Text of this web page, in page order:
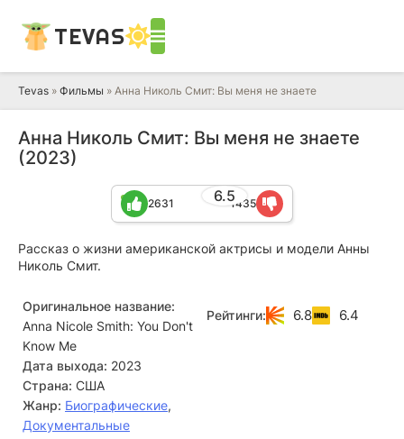
TEVAS
Tevas » Фильмы » Анна Николь Смит: Вы меня не знаете
Анна Николь Смит: Вы меня не знаете
(2023)
6.5
2631 1435
Рассказ о жизни американской актрисы и модели Анны
Николь Смит.
Оригинальное название:
Anna Nicole Smith: You Don't
Know Me
Дата выхода: 2023
Страна: США
Жанр: Биографические,
Документальные
Рейтинги: 6.8 6.4